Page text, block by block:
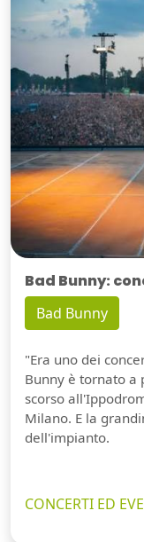
Bad Bunny:
Bad Bunny
"Era uno dei
Bunny è tornato a
scorso
Milano. E la
dell'impianto.
CONCERTI ED